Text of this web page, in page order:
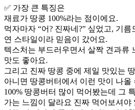
✅ 가장 큰 특징은
재료가 땅콩 100%라는 점이에요.
먹자마자 “어? 진짜네?” 싶었고, 기
연 스타일이라 믿음이 갔어요.
텍스처는 부드러우면서 살짝 견과류
맛도 좋아요.
그리고 진짜 땅콩 중에 제일 맛있는
아니면 땅콩버터에서 이런 맛이 나올
100% 땅콩버터 많이 먹어봤는데 그
가는 느낌이 달라요 진짜 먹어보셔야